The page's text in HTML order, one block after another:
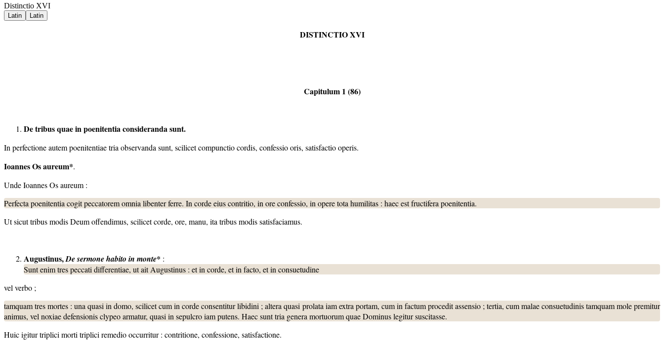
Distinctio XVI
Latin Latin
DISTINCTIO XVI
Capitulum 1 (86)
De tribus quae in poenitentia consideranda sunt.
In perfectione autem poenitentiae tria observanda sunt, scilicet compunctio cordis, confessio oris, satisfactio operis.
Ioannes Os aureum*.
Unde Ioannes Os aureum :
Perfecta poenitentia cogit peccatorem omnia libenter ferre. In corde eius contritio, in ore confessio, in opere tota humilitas : haec est fructifera poenitentia.
Ut sicut tribus modis Deum offendimus, scilicet corde, ore, manu, ita tribus modis satisfaciamus.
Augustinus,De sermone habito in monte* :
Sunt enim tres peccati differentiae, ut ait Augustinus : et in corde, et in facto, et in consuetudine
vel verbo ;
tamquam tres mortes : una quasi in domo, scilicet cum in corde consentitur libidini ; altera quasi prolata iam extra portam, cum in factum procedit assensio ; tertia, cum malae consuetudinis tamquam mole premitur
animus, vel noxiae defensionis clypeo armatur, quasi in sepulcro iam putens. Haec sunt tria genera mortuorum quae Dominus legitur suscitasse.
Huic igitur triplici morti triplici remedio occurritur : contritione, confessione, satisfactione.